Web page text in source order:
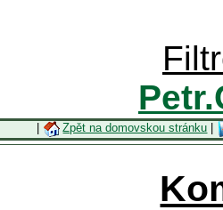
Zpět na domovskou stránku